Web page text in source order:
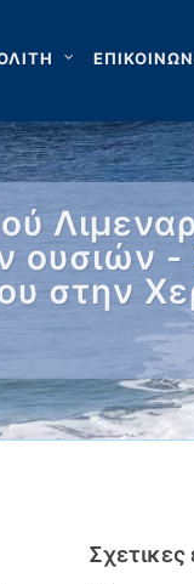
ουσιών
στην
Σχετικες